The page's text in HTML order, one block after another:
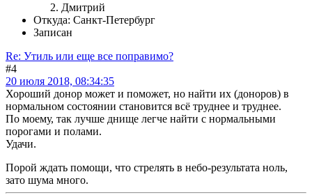
Дмитрий
Откуда: Санкт-Петербург
Записан
Re: Утиль или еще все поправимо?
#4
20 июля 2018, 08:34:35
Хороший донор может и поможет, но найти их (доноров) в
нормальном состоянии становится всё труднее и труднее.
По моему, так лучше днище легче найти с нормальными
порогами и полами.
Удачи.
Порой ждать помощи, что стрелять в небо-результата ноль,
зато шума много.